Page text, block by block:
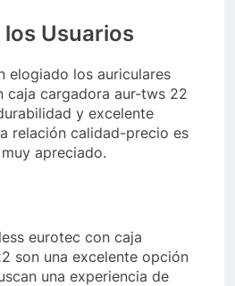
Usuarios
elogiado los auriculares
caja cargadora aur-tws 22
y excelente
relación calidad-precio es
apreciado.
eurotec con caja
son una excelente opción
una experiencia de